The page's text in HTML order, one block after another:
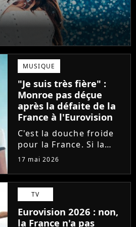
MUSIQUE
"Je suis très fière" :
Monroe pas déçue
après la défaite de la
France à l'Eurovision
C'est la douche froide
pour la France. Si la
Bulgarie a déjoué tous
arrivant en tête à
l'Eurovision, la
chanteuse Monroe n'a
décroché que la 11ème
place. Elle réagit...
17 mai 2026
TV
Eurovision 2026 : non,
la France n'a pas